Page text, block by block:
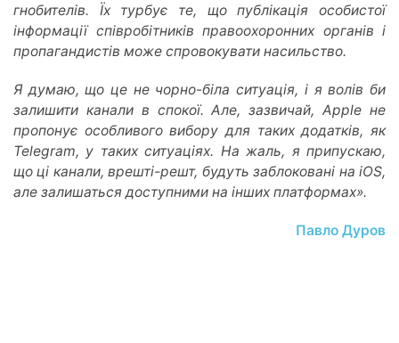
гнобителів. Їх турбує те, що публікація особистої
інформації співробітників правоохоронних органів і
пропагандистів може спровокувати насильство.
Я думаю, що це не чорно-біла ситуація, і я волів би
залишити канали в спокої. Але, зазвичай, Apple не
пропонує особливого вибору для таких додатків, як
Telegram, у таких ситуаціях. На жаль, я припускаю,
що ці канали, врешті-решт, будуть заблоковані на iOS,
але залишаться доступними на інших платформах».
Павло Дуров